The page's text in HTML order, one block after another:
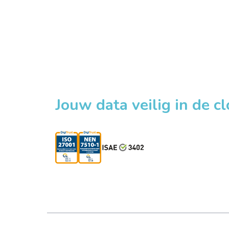
Jouw data veilig in de